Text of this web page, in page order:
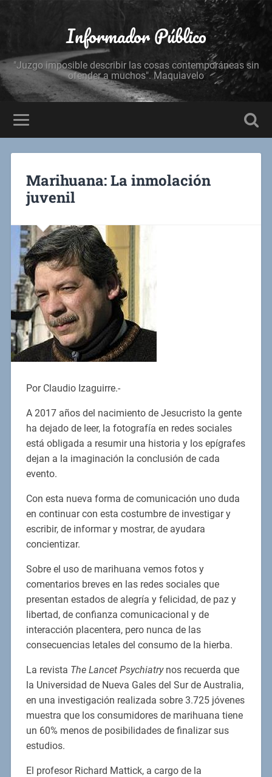
Informador Público
"Juzgo imposible describir las cosas contemporáneas sin
ofender a muchos". Maquiavelo
Marihuana: La inmolación
juvenil
Por Claudio Izaguirre.-
A 2017 años del nacimiento de Jesucristo la gente
ha dejado de leer, la fotografía en redes sociales
está obligada a resumir una historia y los epígrafes
dejan a la imaginación la conclusión de cada
evento.
Con esta nueva forma de comunicación uno duda
en continuar con esta costumbre de investigar y
escribir, de informar y mostrar, de ayudara
concientizar.
Sobre el uso de marihuana vemos fotos y
comentarios breves en las redes sociales que
presentan estados de alegría y felicidad, de paz y
libertad, de confianza comunicacional y de
interacción placentera, pero nunca de las
consecuencias letales del consumo de la hierba.
La revista The Lancet Psychiatrynos recuerda que
la Universidad de Nueva Gales del Sur de Australia,
en una investigación realizada sobre 3.725 jóvenes
muestra que los consumidores de marihuana tiene
un 60% menos de posibilidades de finalizar sus
estudios.
El profesor Richard Mattick, a cargo de la